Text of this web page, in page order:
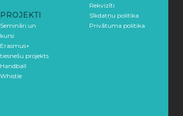
PROJEKTI
Semināri un
kursi
Erasmus+
tiesnešu projekts
Handball
Whistle
Rekvizīti
Sīkdatņu politika
Privātuma politika